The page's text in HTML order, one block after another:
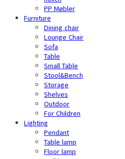
PP Møbler
Furniture
Dining chair
Lounge Chair
Sofa
Table
Small Table
Stool&Bench
Storage
Shelves
Outdoor
For Children
Lighting
Pendant
Table lamp
Floor lamp